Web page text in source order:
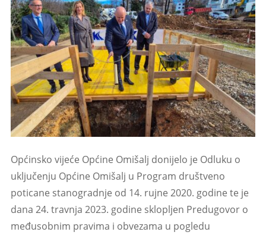
Općinsko vijeće Općine Omišalj donijelo je Odluku o
uključenju Općine Omišalj u Program društveno
poticane stanogradnje od 14. rujne 2020. godine te je
dana 24. travnja 2023. godine sklopljen Predugovor o
međusobnim pravima i obvezama u pogledu